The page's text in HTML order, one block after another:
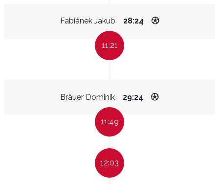
Fabiánek Jakub 28:24
11:21
Bräuer Dominik 29:24
11:49
12:03